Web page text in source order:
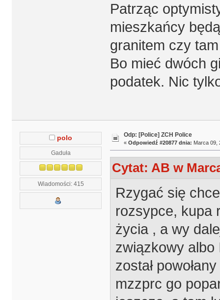
Patrząc
mieszkańcy
granitem czy
Bo mieć dwóch
podatek. Nic
polo
Gaduła
Wiadomości: 415
Odp: [Police] ZCH Police
« Odpowiedź #20877 dnia: Marca 09,
Cytat: AB w
Rzygać się
rozsypce, kupa
życia , a wy
związkowy albo
został
mzzprc go